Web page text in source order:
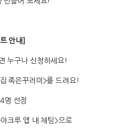
안내]
누구나 신청하세요!
족은꾸러미>를 드려요!
명 선정
크루 앱 내 채팅>으로